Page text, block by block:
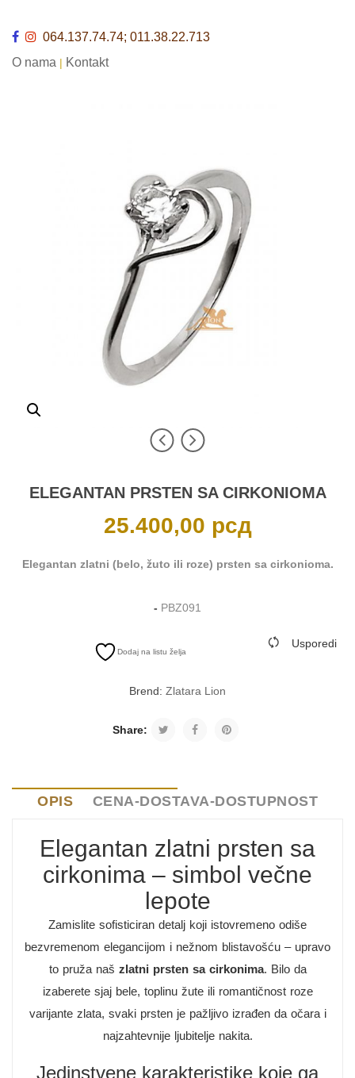
064.137.74.74; 011.38.22.713
O nama | Kontakt
ELEGANTAN PRSTEN SA CIRKONIOMA
25.400,00 рсд
Elegantan zlatni (belo, žuto ili roze) prsten sa cirkonioma.
- PBZ091
Dodaj na listu želja
Usporedi
Brend: Zlatara Lion
Share:
OPIS CENA-DOSTAVA-DOSTUPNOST
Elegantan zlatni prsten sa
cirkonima – simbol večne
lepote
Zamislite sofisticiran detalj koji istovremeno odiše
bezvremenom elegancijom i nežnom blistavošću – upravo
to pruža naš zlatni prsten sa cirkonima. Bilo da
izaberete sjaj bele, toplinu žute ili romantičnost roze
varijante zlata, svaki prsten je pažljivo izrađen da očara i
najzahtevnije ljubitelje nakita.
Jedinstvene karakteristike koje ga